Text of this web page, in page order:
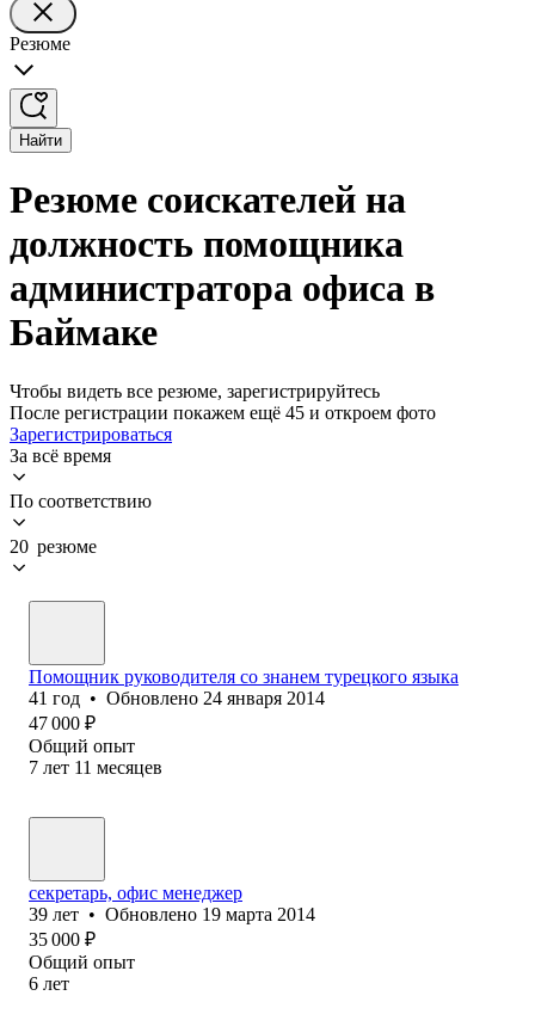
Резюме
Найти
Резюме соискателей на
должность помощника
администратора офиса в
Баймаке
Чтобы видеть все резюме, зарегистрируйтесь
После регистрации покажем ещё 45 и откроем фото
Зарегистрироваться
За всё время
По соответствию
20 резюме
Помощник руководителя со знанем турецкого языка
41 год • Обновлено 24 января 2014
47 000 ₽
Общий опыт
7 лет 11 месяцев
секретарь, офис менеджер
39 лет • Обновлено 19 марта 2014
35 000 ₽
Общий опыт
6 лет